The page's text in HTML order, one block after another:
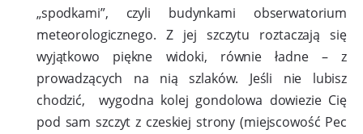
„spodkami”, czyli budynkami obserwatorium
meteorologicznego. Z jej szczytu roztaczają się
wyjątkowo piękne widoki, równie ładne – z
prowadzących na nią szlaków. Jeśli nie lubisz
chodzić, wygodna kolej gondolowa dowiezie Cię
pod sam szczyt z czeskiej strony (miejscowość Pec